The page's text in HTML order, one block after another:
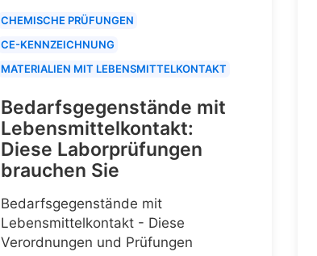
CHEMISCHE PRÜFUNGEN
CE-KENNZEICHNUNG
MATERIALIEN MIT LEBENSMITTELKONTAKT
Bedarfsgegenstände mit
Lebensmittelkontakt:
Diese Laborprüfungen
brauchen Sie
Bedarfsgegenstände mit
Lebensmittelkontakt - Diese
Verordnungen und Prüfungen